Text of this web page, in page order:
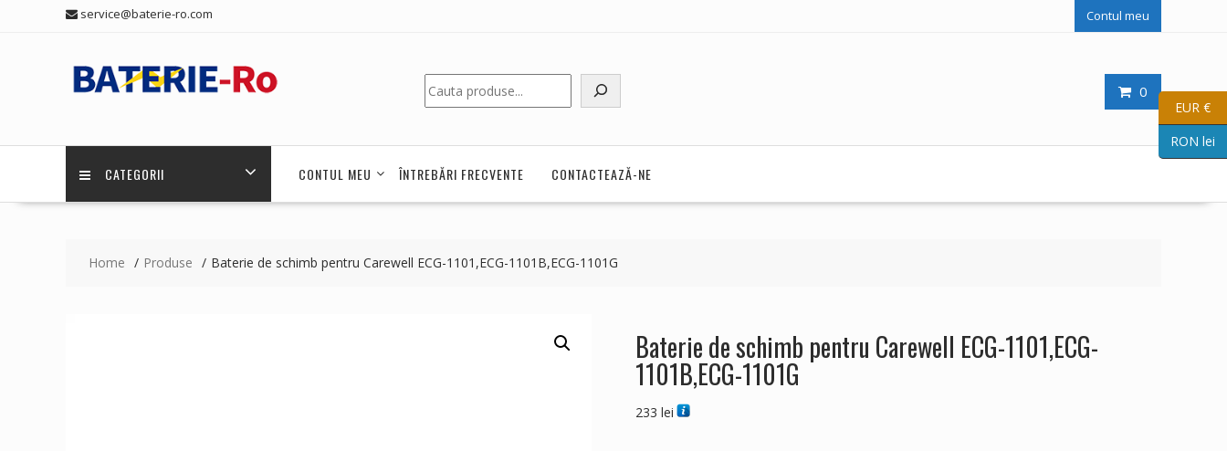
service@baterie-ro.com Contul meu
0
Caută
CATEGORII CONTUL MEU ÎNTREBĂRI FRECVENTE CONTACTEAZĂ-NE
Home Produse Baterie de schimb pentru Carewell ECG-1101,ECG-1101B,ECG-1101G
Baterie de schimb pentru Carewell ECG-1101,ECG-
1101B,ECG-1101G
233 lei
EUR €
RON lei